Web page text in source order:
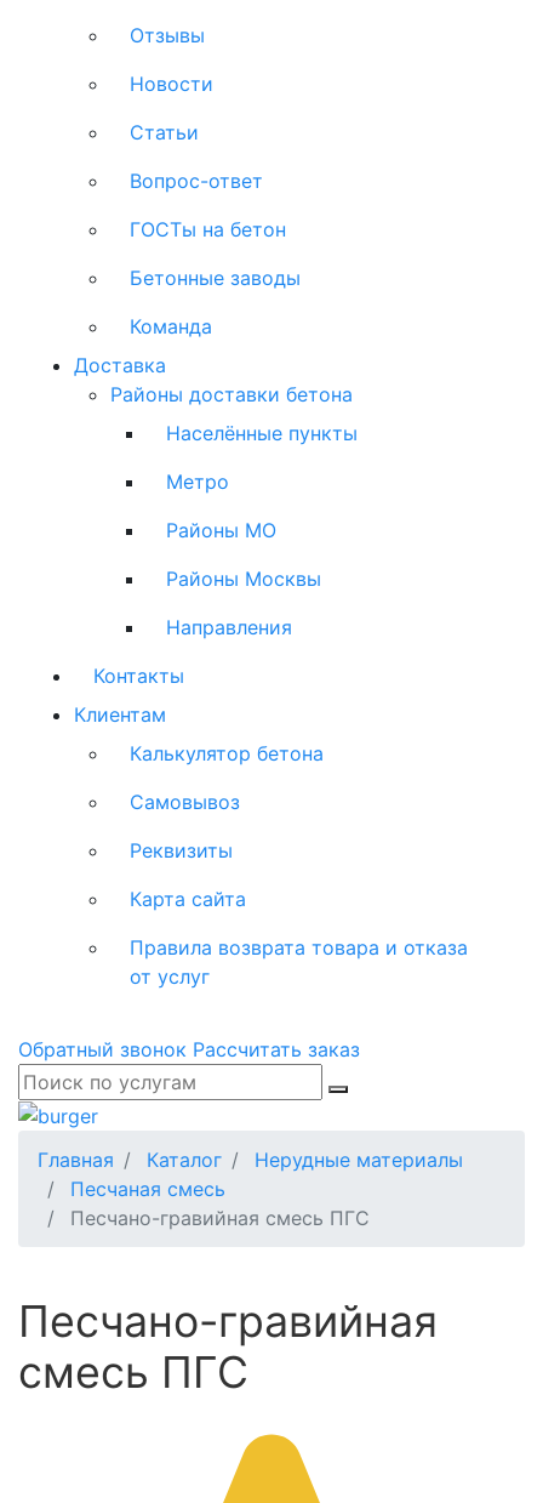
Отзывы
Новости
Статьи
Вопрос-ответ
ГОСТы на бетон
Бетонные заводы
Команда
Доставка
Районы доставки бетона
Населённые пункты
Метро
Районы МО
Районы Москвы
Направления
Контакты
Клиентам
Калькулятор бетона
Самовывоз
Реквизиты
Карта сайта
Правила возврата товара и отказа
от услуг
Обратный звонок Рассчитать заказ
Главная Каталог
Нерудные материалы
Песчаная смесь
Песчано-гравийная смесь ПГС
Песчано-гравийная
смесь ПГС